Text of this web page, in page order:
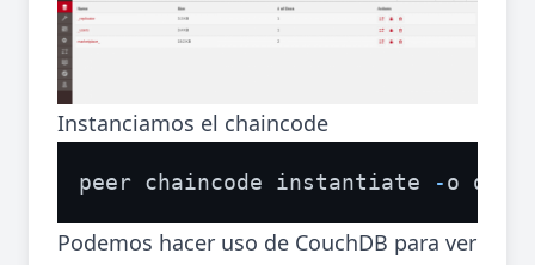
Instanciamos el chaincode
peer chaincode instantiate -o
Podemos hacer uso de CouchDB para ver